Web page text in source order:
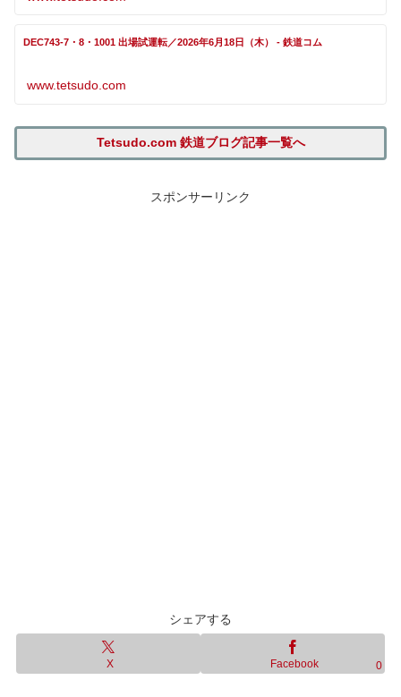
DEC743-7・8・1001 出場試運転／2026年6月18日（木） - 鉄道コム
www.tetsudo.com
Tetsudo.com 鉄道ブログ記事一覧へ
スポンサーリンク
シェアする
X Facebook 0